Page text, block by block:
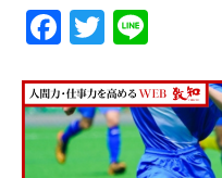
F
a
c
e
b
T
w
itt
er
e